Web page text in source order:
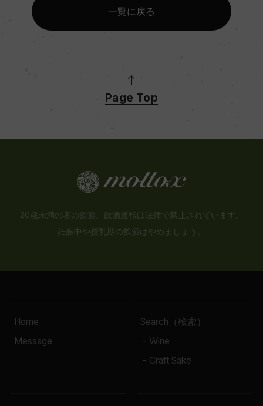
一覧に戻る
Page Top
20歳未満の者の飲酒、飲酒運転は法律で禁止されています。
妊娠中や授乳期の飲酒はやめましょう。
Home
Message
Search（検索）
- Wine
- Craft Sake